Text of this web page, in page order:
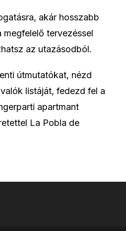
akár hosszabb
megfelelő tervezéssel
az utazásodból.
útmutatókat, nézd
listáját, fedezd fel a
apartmant
La Pobla de